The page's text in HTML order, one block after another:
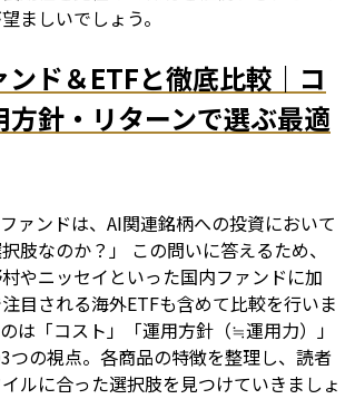
ましいでしょう。
ド＆ETFと徹底比較｜コ
方針・リターンで選ぶ最適
ファンドは、AI関連銘柄への投資において
肢なのか？」 この問いに答えるため、
やニッセイといった国内ファンドに加
目される海外ETFも含めて比較を行いま
は「コスト」「運用方針（≒運用力）」
3つの視点。各商品の特徴を整理し、読者
ルに合った選択肢を見つけていきましょ